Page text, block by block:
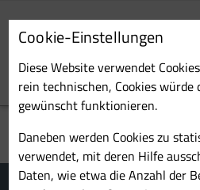
to
main
content
Cookie-Einstellungen
Diese Website verwendet
rein technischen, Cookies
gewünscht funktionieren.
Daneben werden Cookies zu
verwendet, mit deren Hilfe
Daten, wie etwa die Anzahl der